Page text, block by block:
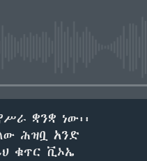
ቋንቋ ነው፡፡
ሕዝቧ አንድ
ቁጥር ቪኦኤ